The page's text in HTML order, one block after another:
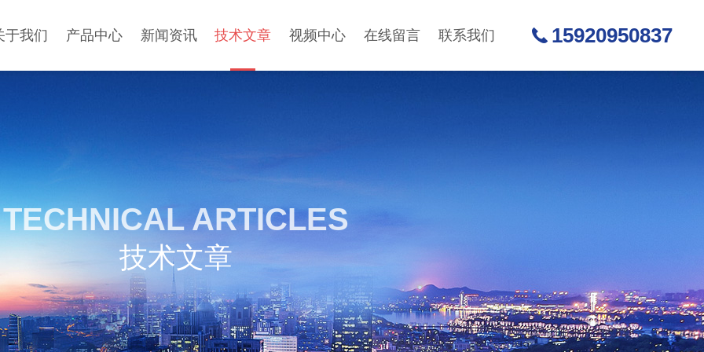
于我们 产品中心 新闻资讯 技术文章 视频中心 在线留言 联系我们 15920950837
TECHNICAL ARTICLES
技术文章